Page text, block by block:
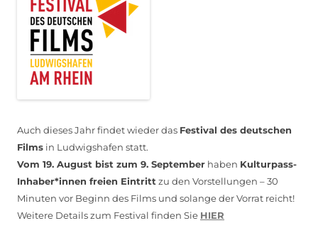
Auch dieses Jahr findet wieder das Festival des deutschen
Films in Ludwigshafen statt.
Vom 19. August bist zum 9. September haben Kulturpass-
Inhaber*innen freien Eintritt zu den Vorstellungen – 30
Minuten vor Beginn des Films und solange der Vorrat reicht!
Weitere Details zum Festival finden Sie HIER